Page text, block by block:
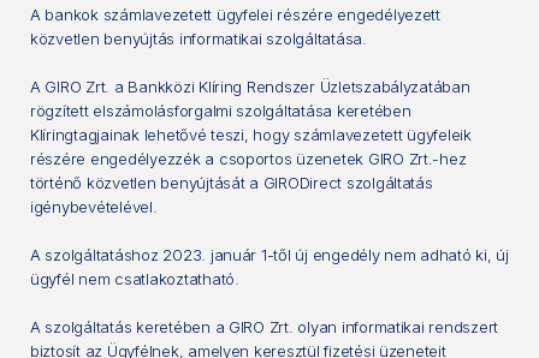
A bankok számlavezetett ügyfelei részére engedélyezett
közvetlen benyújtás informatikai szolgáltatása.
A GIRO Zrt. a Bankközi Klíring Rendszer Üzletszabályzatában
rögzített elszámolásforgalmi szolgáltatása keretében
Klíringtagjainak lehetővé teszi, hogy számlavezetett ügyfeleik
részére engedélyezzék a csoportos üzenetek GIRO Zrt.-hez
történő közvetlen benyújtását a GIRODirect szolgáltatás
igénybevételével.
A szolgáltatáshoz 2023. január 1-től új engedély nem adható ki, új
ügyfél nem csatlakoztatható.
A szolgáltatás keretében a GIRO Zrt. olyan informatikai rendszert
biztosít az Ügyfélnek, amelyen keresztül fizetési üzeneteit